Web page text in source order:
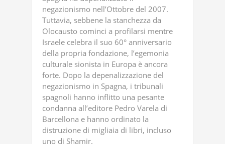
negazionismo nell’Ottobre del 2007.
Tuttavia, sebbene la stanchezza da
Olocausto cominci a profilarsi mentre
Israele celebra il suo 60° anniversario
della propria fondazione, l’egemonia
culturale sionista in Europa è ancora
forte. Dopo la depenalizzazione del
negazionismo in Spagna, i tribunali
spagnoli hanno inflitto una pesante
condanna all’editore Pedro Varela di
Barcellona e hanno ordinato la
distruzione di migliaia di libri, incluso
uno di Shamir.